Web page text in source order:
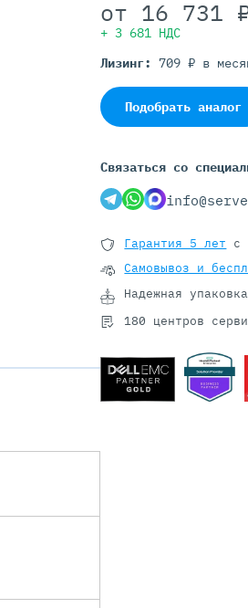
Huawei Atlas
от 16 731
+ 3 681 НДС
Лизинг: 709 ₽ в
Подобрать аналог
Связаться со
Гарантия 5 лет с
Самовывоз и
Надежная
180 центров